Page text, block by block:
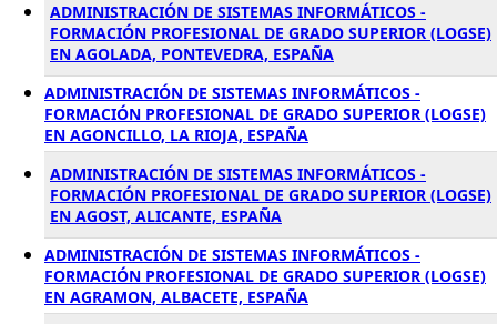
ADMINISTRACIÓN DE SISTEMAS INFORMÁTICOS -
FORMACIÓN PROFESIONAL DE GRADO SUPERIOR (LOGSE)
EN AGOLADA, PONTEVEDRA, ESPAÑA
ADMINISTRACIÓN DE SISTEMAS INFORMÁTICOS -
FORMACIÓN PROFESIONAL DE GRADO SUPERIOR (LOGSE)
EN AGONCILLO, LA RIOJA, ESPAÑA
ADMINISTRACIÓN DE SISTEMAS INFORMÁTICOS -
FORMACIÓN PROFESIONAL DE GRADO SUPERIOR (LOGSE)
EN AGOST, ALICANTE, ESPAÑA
ADMINISTRACIÓN DE SISTEMAS INFORMÁTICOS -
FORMACIÓN PROFESIONAL DE GRADO SUPERIOR (LOGSE)
EN AGRAMON, ALBACETE, ESPAÑA